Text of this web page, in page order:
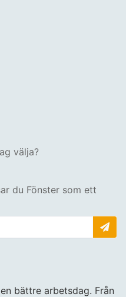
välja?
du Fönster som ett
bättre arbetsdag. Från